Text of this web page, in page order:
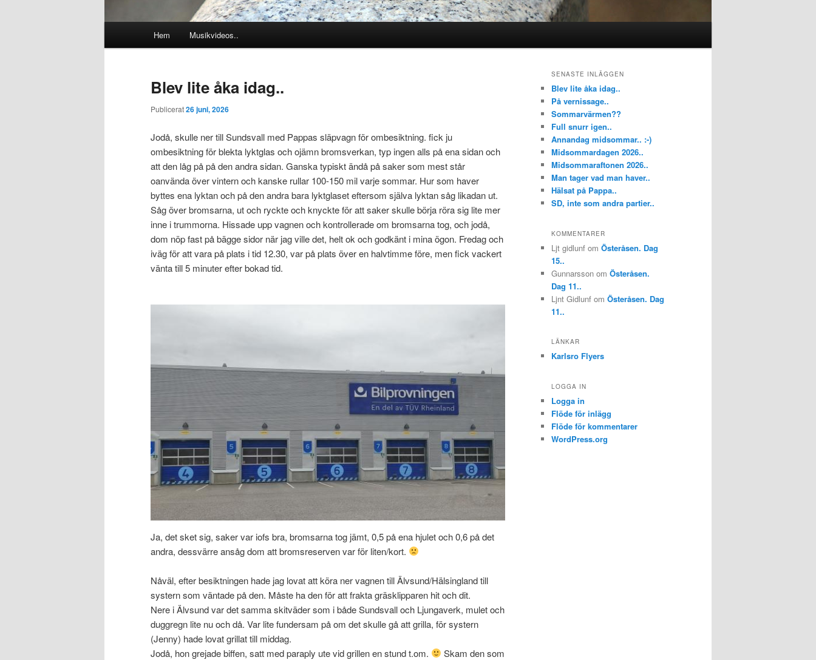
Hem Musikvideos..
Blev lite åka idag..
Publicerat26 juni, 2026
Jodå, skulle ner till Sundsvall med Pappas släpvagn för ombesiktning. fick ju
ombesiktning för blekta lyktglas och ojämn bromsverkan, typ ingen alls på ena sidan och
att den låg på på den andra sidan. Ganska typiskt ändå på saker som mest står
oanvända över vintern och kanske rullar 100-150 mil varje sommar. Hur som haver
byttes ena lyktan och på den andra bara lyktglaset eftersom själva lyktan såg likadan ut.
Såg över bromsarna, ut och ryckte och knyckte för att saker skulle börja röra sig lite mer
inne i trummorna. Hissade upp vagnen och kontrollerade om bromsarna tog, och jodå,
dom nöp fast på bägge sidor när jag ville det, helt ok och godkänt i mina ögon. Fredag och
iväg för att vara på plats i tid 12.30, var på plats över en halvtimme före, men fick vackert
vänta till 5 minuter efter bokad tid.
Ja, det sket sig, saker var iofs bra, bromsarna tog jämt, 0,5 på ena hjulet och 0,6 på det
andra, dessvärre ansåg dom att bromsreserven var för liten/kort.
Nåväl, efter besiktningen hade jag lovat att köra ner vagnen till Älvsund/Hälsingland till
systern som väntade på den. Måste ha den för att frakta gräsklipparen hit och dit.
Nere i Älvsund var det samma skitväder som i både Sundsvall och Ljungaverk, mulet och
duggregn lite nu och då. Var lite fundersam på om det skulle gå att grilla, för systern
(Jenny) hade lovat grillat till middag.
Jodå, hon grejade biffen, satt med paraply ute vid grillen en stund t.om.
Skam den som
SENASTE INLÄGGEN
Blev lite åka idag..
På vernissage..
Sommarvärmen??
Full snurr igen..
Annandag midsommar.. :-)
Midsommardagen 2026..
Midsommaraftonen 2026..
Man tager vad man haver..
Hälsat på Pappa..
SD, inte som andra partier..
KOMMENTARER
Ljt gidlunf om Österåsen. Dag
15..
Gunnarsson om Österåsen.
Dag 11..
Ljnt Gidlunf om Österåsen. Dag
11..
LÄNKAR
Karlsro Flyers
LOGGA IN
Logga in
Flöde för inlägg
Flöde för kommentarer
WordPress.org